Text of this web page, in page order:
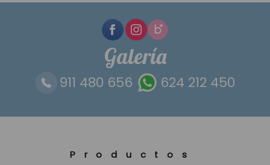
Galería
911 480 656 624 212 450
Productos